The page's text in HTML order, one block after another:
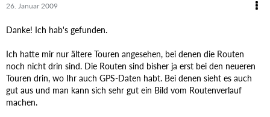
26. Januar 2009
Danke! Ich hab's gefunden.
Ich hatte mir nur ältere Touren angesehen, bei denen die Routen
noch nicht drin sind. Die Routen sind bisher ja erst bei den neueren
Touren drin, wo Ihr auch GPS-Daten habt. Bei denen sieht es auch
gut aus und man kann sich sehr gut ein Bild vom Routenverlauf
machen.